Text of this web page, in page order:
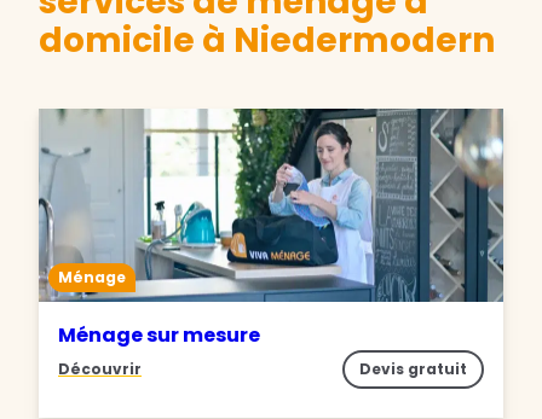
domicile à Niedermodern
Ménage
Ménage sur mesure
Découvrir Devis gratuit